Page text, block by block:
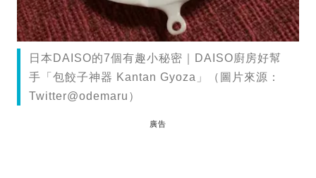
日本DAISO的7個有趣小秘密｜DAISO廚房好幫
手「包餃子神器 Kantan Gyoza」（圖片來源：
Twitter@odemaru）
廣告